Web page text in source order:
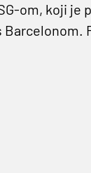
om, koji je